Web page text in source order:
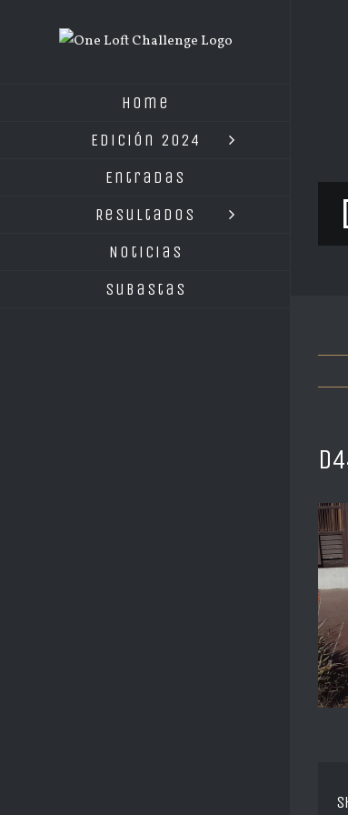
Home
Edición 2024
Entradas
Resultados
Noticias
Subastas